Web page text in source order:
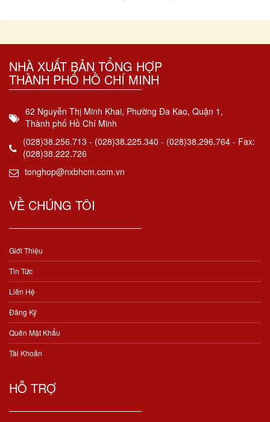
NHÀ XUẤT BẢN TỔNG HỢP
THÀNH PHỐ HỒ CHÍ MINH
62 Nguyễn Thị Minh Khai, Phường Đa Kao, Quận 1,
Thành phố Hồ Chí Minh
(028)38.256.713 - (028)38.225.340 - (028)38.296.764 - Fax:
(028)38.222.726
tonghop@nxbhcm.com.vn
VỀ CHÚNG TÔI
Giới Thiệu
Tin Tức
Liên Hệ
Đăng Ký
Quên Mật Khẩu
Tài Khoản
HỖ TRỢ